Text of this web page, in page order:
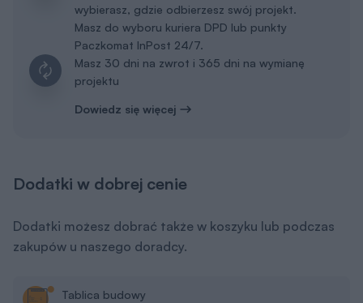
wybierasz, gdzie odbierzesz swój projekt.
Masz do wyboru kuriera DPD lub punkty
Paczkomat InPost 24/7.
Masz 30 dni na zwrot i 365 dni na wymianę
projektu
Dowiedz się więcej
Dodatki w dobrej cenie
Dodatki możesz dobrać także w koszyku lub podczas
zakupów u naszego doradcy.
Tablica budowy